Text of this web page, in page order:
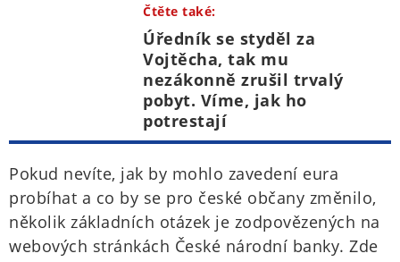
Čtěte také:
Úředník se styděl za
Vojtěcha, tak mu
nezákonně zrušil trvalý
pobyt. Víme, jak ho
potrestají
Pokud nevíte, jak by mohlo zavedení eura
probíhat a co by se pro české občany změnilo,
několik základních otázek je zodpovězených na
webových stránkách České národní banky. Zde